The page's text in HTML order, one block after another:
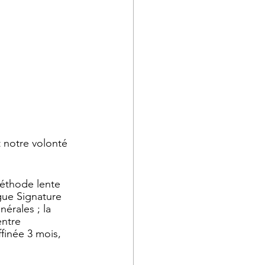
notre volonté
lente
Signature
; la
3 mois,